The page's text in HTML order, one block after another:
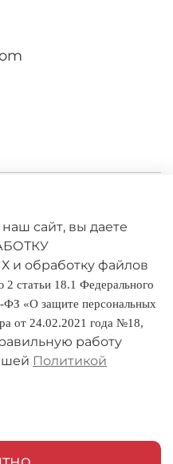
сайт, вы даете
обработку файлов
2 статьи 18.1 Федерального
ФЗ «О защите персональных
от 24.02.2021 года №18,
работу
Политикой